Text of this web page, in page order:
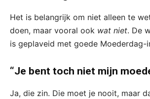
Het is belangrijk om niet alleen te
doen, maar vooral ook wat niet. De
is geplaveid met goede Moederdag-
“Je bent toch niet mijn
Ja, die zin. Die moet je nooit, maar